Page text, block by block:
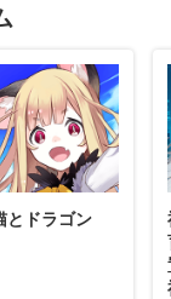
とドラゴン